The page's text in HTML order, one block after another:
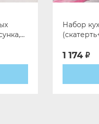
Набор
1 174